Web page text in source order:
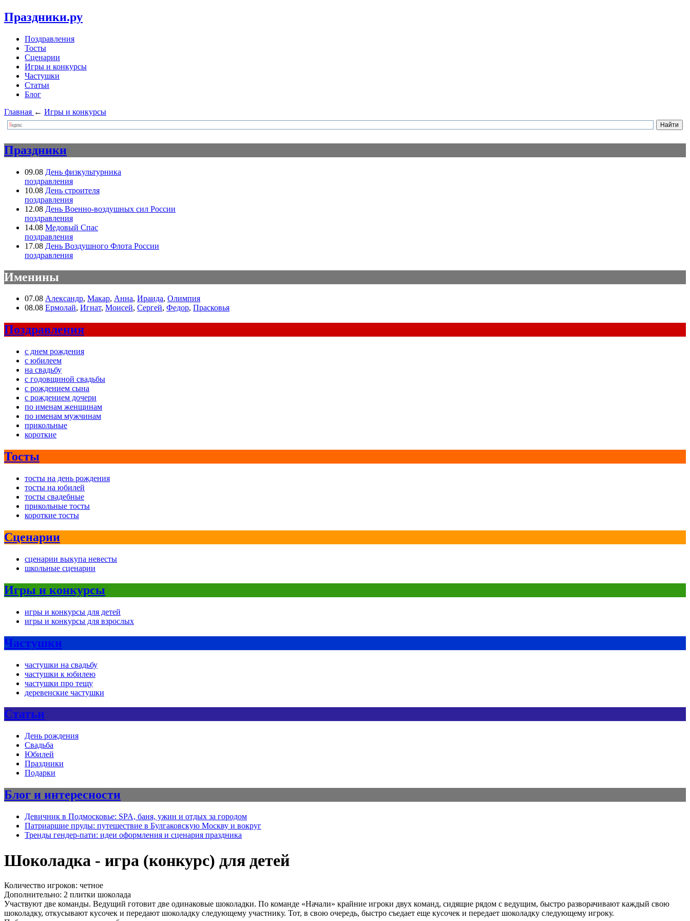
Праздники.ру
Поздравления
Тосты
Сценарии
Игры и конкурсы
Частушки
Статьи
Блог
Главная ← Игры и конкурсы
Праздники
09.08 День физкультурника
поздравления
10.08 День строителя
поздравления
12.08 День Военно-воздушных сил России
поздравления
14.08 Медовый Спас
поздравления
17.08 День Воздушного Флота России
поздравления
Именины
07.08 Александр, Макар, Анна, Ираида, Олимпия
08.08 Ермолай, Игнат, Моисей, Сергей, Федор, Прасковья
Поздравления
с днем рождения
с юбилеем
на свадьбу
с годовщиной свадьбы
с рождением сына
с рождением дочери
по именам женщинам
по именам мужчинам
прикольные
короткие
Тосты
тосты на день рождения
тосты на юбилей
тосты свадебные
прикольные тосты
короткие тосты
Сценарии
сценарии выкупа невесты
школьные сценарии
Игры и конкурсы
игры и конкурсы для детей
игры и конкурсы для взрослых
Частушки
частушки на свадьбу
частушки к юбилею
частушки про тещу
деревенские частушки
Статьи
День рождения
Свадьба
Юбилей
Праздники
Подарки
Блог и интересности
Девичник в Подмосковье: SPA, баня, ужин и отдых за городом
Патриаршие пруды: путешествие в Булгаковскую Москву и вокруг
Тренды гендер-пати: идеи оформления и сценария праздника
Шоколадка - игра (конкурс) для детей
Количество игроков: четное
Дополнительно: 2 плитки шоколада
Участвуют две команды. Ведущий готовит две одинаковые шоколадки. По команде «Начали» крайние игроки двух команд, сидящие рядом с ведущим, быстро разворачивают каждый свою
шоколадку, откусывают кусочек и передают шоколадку следующему участнику. Тот, в свою очередь, быстро съедает еще кусочек и передает шоколадку следующему игроку.